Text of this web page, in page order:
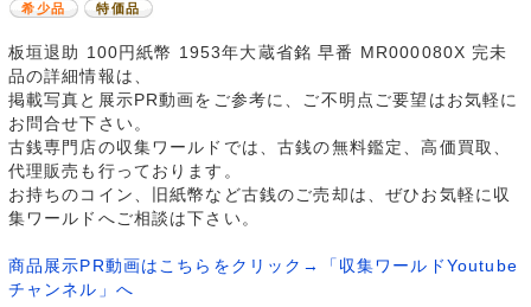
希少品 特価品
板垣退助 100円紙幣 1953年大蔵省銘 早番 MR000080X 完未
品の詳細情報は、
掲載写真と展示PR動画をご参考に、ご不明点ご要望はお気軽に
お問合せ下さい。
古銭専門店の収集ワールドでは、古銭の無料鑑定、高価買取、
代理販売も行っております。
お持ちのコイン、旧紙幣など古銭のご売却は、ぜひお気軽に収
集ワールドへご相談は下さい。
商品展示PR動画はこちらをクリック→「収集ワールドYoutube
チャンネル」へ